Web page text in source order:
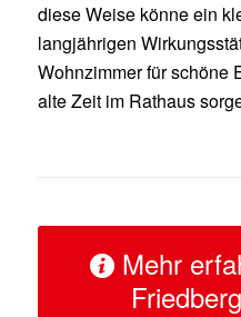
diese Weise könne ein
langjährigen
Wohnzimmer für schöne
alte Zeit im Rathaus
Mehr